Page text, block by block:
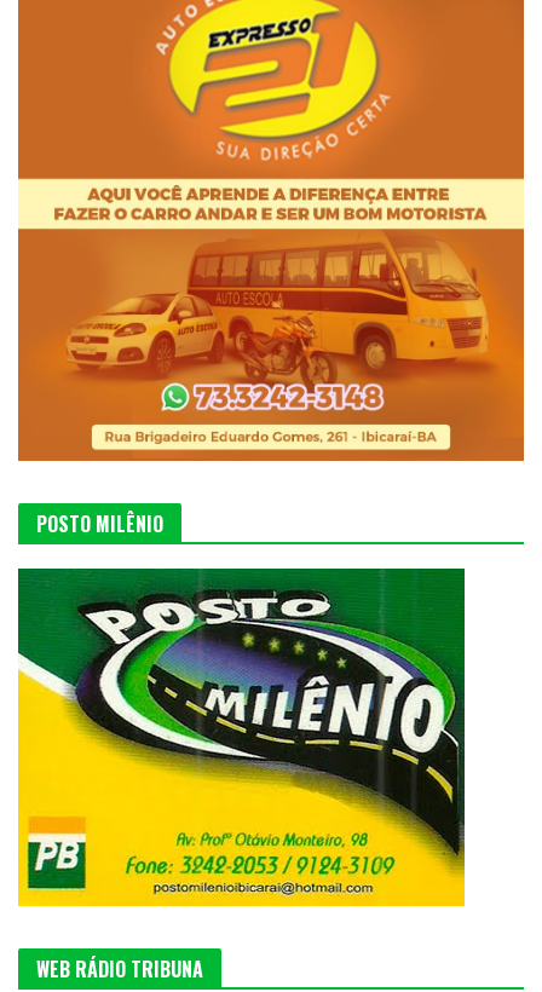
POSTO MILÊNIO
WEB RÁDIO TRIBUNA